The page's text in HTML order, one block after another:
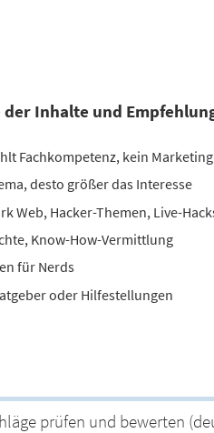
Inhalte und
Fachkompetenz, kein
desto größer das Interesse
Web, Hacker-Themen, Live-
Know-How-Vermittlung
für Nerds
oder Hilfestellungen
prüfen und bewerten